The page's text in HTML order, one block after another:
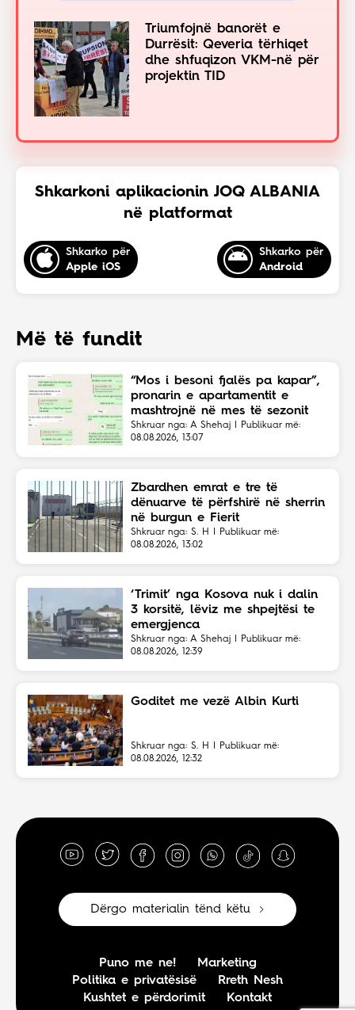
Triumfojnë banorët e
Durrësit: Qeveria tërhiqet
dhe shfuqizon VKM-në për
projektin TID
Shkarkoni aplikacionin JOQ ALBANIA
në platformat
Shkarko për
Apple iOS
Shkarko për
Android
Më të fundit
“Mos i besoni fjalës pa kapar”,
pronarin e apartamentit e
mashtrojnë në mes të sezonit
Shkruar nga: A Shehaj | Publikuar më:
08.08.2026, 13:07
Zbardhen emrat e tre të
dënuarve të përfshirë në sherrin
në burgun e Fierit
Shkruar nga: S. H | Publikuar më:
08.08.2026, 13:02
‘Trimit’ nga Kosova nuk i dalin
3 korsitë, lëviz me shpejtësi te
emergjenca
Shkruar nga: A Shehaj | Publikuar më:
08.08.2026, 12:39
Goditet me vezë Albin Kurti
Shkruar nga: S. H | Publikuar më:
08.08.2026, 12:32
Dërgo materialin tënd këtu
Puno me ne!
Marketing
Politika e privatësisë
Rreth Nesh
Kushtet e përdorimit
Kontakt